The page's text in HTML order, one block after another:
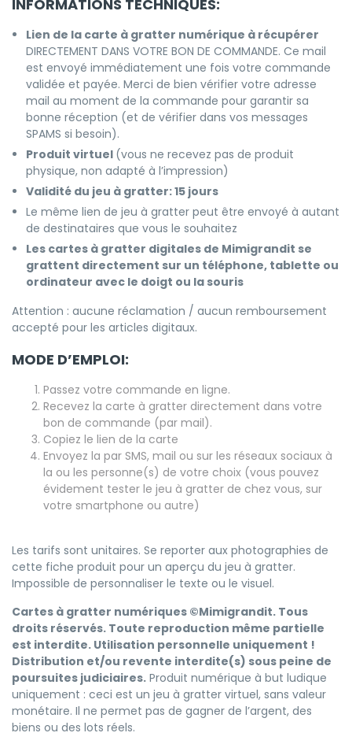
INFORMATIONS TECHNIQUES:
Lien de la carte à gratter numérique à récupérer
DIRECTEMENT DANS VOTRE BON DE COMMANDE. Ce mail
est envoyé immédiatement une fois votre commande
validée et payée. Merci de bien vérifier votre adresse
mail au moment de la commande pour garantir sa
bonne réception (et de vérifier dans vos messages
SPAMS si besoin).
Produit virtuel (vous ne recevez pas de produit
physique, non adapté à l’impression)
Validité du jeu à gratter: 15 jours
Le même lien de jeu à gratter peut être envoyé à autant
de destinataires que vous le souhaitez
Les cartes à gratter digitales de Mimigrandit se
grattent directement sur un téléphone, tablette ou
ordinateur avec le doigt ou la souris
Attention : aucune réclamation / aucun remboursement
accepté pour les articles digitaux.
MODE D’EMPLOI:
Passez votre commande en ligne.
Recevez la carte à gratter directement dans votre
bon de commande (par mail).
Copiez le lien de la carte
Envoyez la par SMS, mail ou sur les réseaux sociaux à
la ou les personne(s) de votre choix (vous pouvez
évidement tester le jeu à gratter de chez vous, sur
votre smartphone ou autre)
Les tarifs sont unitaires. Se reporter aux photographies de
cette fiche produit pour un aperçu du jeu à gratter.
Impossible de personnaliser le texte ou le visuel.
Cartes à gratter numériques ©Mimigrandit. Tous
droits réservés. Toute reproduction même partielle
est interdite. Utilisation personnelle uniquement !
Distribution et/ou revente interdite(s) sous peine de
poursuites judiciaires. Produit numérique à but ludique
uniquement : ceci est un jeu à gratter virtuel, sans valeur
monétaire. Il ne permet pas de gagner de l’argent, des
biens ou des lots réels.